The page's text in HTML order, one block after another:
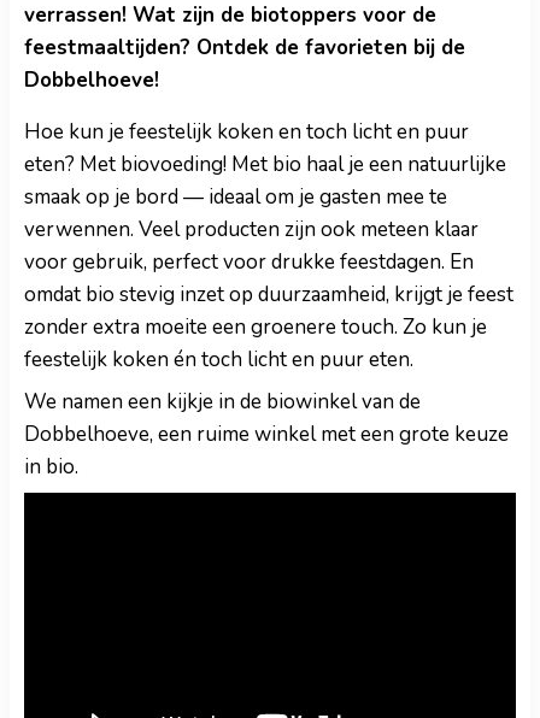
verrassen! Wat zijn de biotoppers voor de
feestmaaltijden? Ontdek de favorieten bij de
Dobbelhoeve!
Hoe kun je feestelijk koken en toch licht en puur
eten? Met biovoeding! Met bio haal je een natuurlijke
smaak op je bord — ideaal om je gasten mee te
verwennen. Veel producten zijn ook meteen klaar
voor gebruik, perfect voor drukke feestdagen. En
omdat bio stevig inzet op duurzaamheid, krijgt je feest
zonder extra moeite een groenere touch. Zo kun je
feestelijk koken én toch licht en puur eten.
We namen een kijkje inde biowinkel van de
Dobbelhoeve, een ruime winkel met een grote keuze
in bio.